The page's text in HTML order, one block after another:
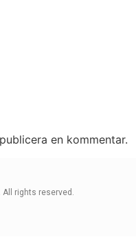
en kommentar.
rights reserved.